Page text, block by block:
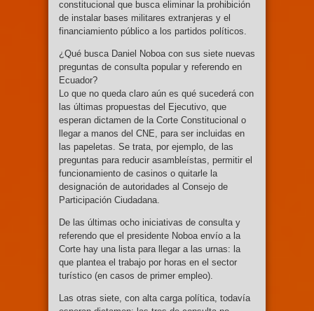
constitucional que busca eliminar la prohibición
de instalar bases militares extranjeras y el
financiamiento público a los partidos políticos.
¿Qué busca Daniel Noboa con sus siete nuevas
preguntas de consulta popular y referendo en
Ecuador?
Lo que no queda claro aún es qué sucederá con
las últimas propuestas del Ejecutivo, que
esperan dictamen de la Corte Constitucional o
llegar a manos del CNE, para ser incluidas en
las papeletas. Se trata, por ejemplo, de las
preguntas para reducir asambleístas, permitir el
funcionamiento de casinos o quitarle la
designación de autoridades al Consejo de
Participación Ciudadana.
De las últimas ocho iniciativas de consulta y
referendo que el presidente Noboa envío a la
Corte hay una lista para llegar a las urnas: la
que plantea el trabajo por horas en el sector
turístico (en casos de primer empleo).
Las otras siete, con alta carga política, todavía